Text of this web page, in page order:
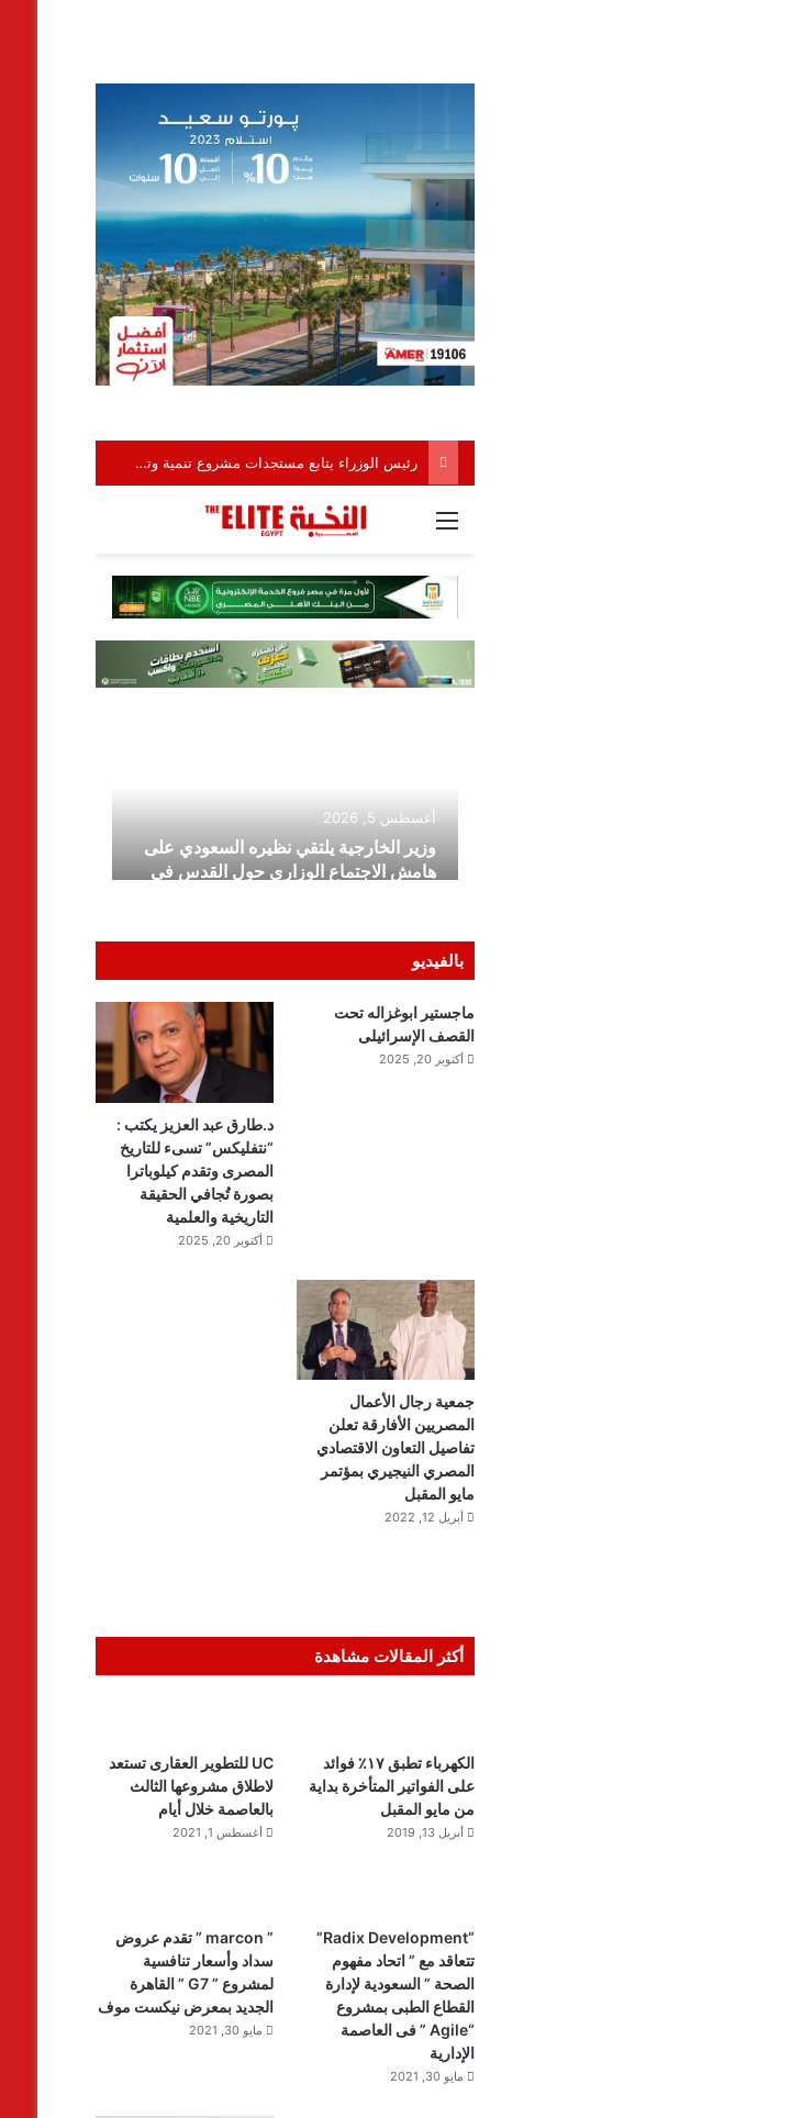
بالفيديو
ماجستير ابوغزاله تحت
القصف الإسرائيلى
أكتوبر 20, 2025
د.طارق عبد العزيز يكتب :
“نتفليكس” تسىء للتاريخ
المصرى وتقدم كيلوباترا
بصورة تُجافي الحقيقة
التاريخية والعلمية
أكتوبر 20, 2025
جمعية رجال الأعمال
المصريين الأفارقة تعلن
تفاصيل التعاون الاقتصادي
المصري النيجيري بمؤتمر
مايو المقبل
أبريل 12, 2022
أكثر المقالات مشاهدة
الكهرباء تطبق ١٧٪ فوائد
على الفواتير المتأخرة بداية
من مايو المقبل
أبريل 13, 2019
UC للتطوير العقارى تستعد
لاطلاق مشروعها الثالث
بالعاصمة خلال أيام
أغسطس 1, 2021
“Radix Development”
تتعاقد مع ” اتحاد مفهوم
الصحة ” السعودية لإدارة
القطاع الطبى بمشروع
“Agile ” فى العاصمة
الإدارية
مايو 30, 2021
” marcon ” تقدم عروض
سداد وأسعار تنافسية
لمشروع ” G7 ” القاهرة
الجديد بمعرض نيكست موف
مايو 30, 2021